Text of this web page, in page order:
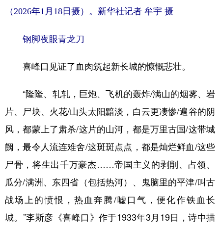
（2026年1月18日摄）。新华社记者 牟宇 摄
钢脚夜眼青龙刀
喜峰口见证了血肉筑起新长城的慷慨悲壮。
“隆隆、轧轧，巨炮、飞机的轰炸/满山的烟雾、岩
片、尸块、火花/山头太阳黯淡，白云更凄惨/遍谷的阴
风，都蒙上了肃杀/这片的山河，都是万里古国/这带城
阙，最令人流连难舍/这斑斑点点，都是灿烂鲜血/这些
尸骨，将生出千万豪杰……帝国主义的剥削、占领、
瓜分/满洲、东四省（包括热河）、鬼脑里的平津/叫古
战场上的愤恨，热血奔腾/嘘口气，便化作铁血长
城。”李斯彦《喜峰口》作于1933年3月19日，诗中描